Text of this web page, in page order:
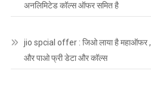
अनलिमिटेड कॉल्स ऑफर समित है
jio spcial offer : जिओ लाया है महाऑफर ,
और पाओ फ्री डेटा और कॉल्स